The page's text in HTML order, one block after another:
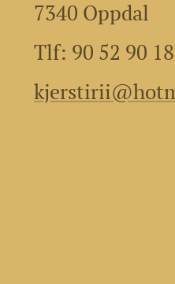
7340 Oppdal
Tlf: 90 52 90 18